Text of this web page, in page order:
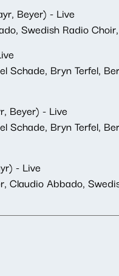
Beyer) - Live
Swedish Radio
Bryn Terfel,
Beyer) - Live
Bryn Terfel,
- Live
Claudio Abbado,